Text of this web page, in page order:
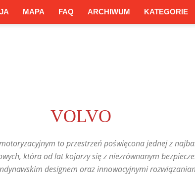
MAPA FAQ ARCHIWUM KATEGORIE
VOLVO
to przestrzeń poświęcona jednej z
która od lat kojarzy się z niezrównanym
designem oraz innowacyjnymi